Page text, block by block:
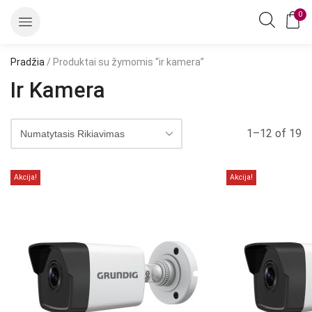
0
Pradžia / Produktai su žymomis “ir kamera”
Ir Kamera
1–12 of 19
Akcija! Akcija!